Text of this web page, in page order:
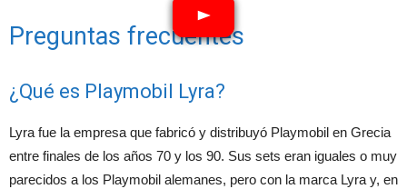
Preguntas frecuentes
¿Qué es Playmobil Lyra?
Lyra fue la empresa que fabricó y distribuyó Playmobil en Grecia
entre finales de los años 70 y los 90. Sus sets eran iguales o muy
parecidos a los Playmobil alemanes, pero con la marca Lyra y, en